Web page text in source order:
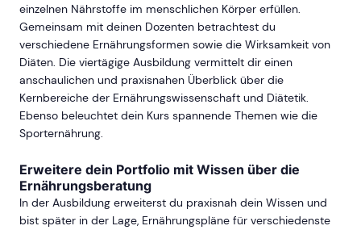
einzelnen Nährstoffe im menschlichen Körper erfüllen.
Gemeinsam mit deinen Dozenten betrachtest du
verschiedene Ernährungsformen sowie die Wirksamkeit von
Diäten. Die viertägige Ausbildung vermittelt dir einen
anschaulichen und praxisnahen Überblick über die
Kernbereiche der Ernährungswissenschaft und Diätetik.
Ebenso beleuchtet dein Kurs spannende Themen wie die
Sporternährung.
Erweitere dein Portfolio mit Wissen über die
Ernährungsberatung
In der Ausbildung erweiterst du praxisnah dein Wissen und
bist später in der Lage, Ernährungspläne für verschiedenste